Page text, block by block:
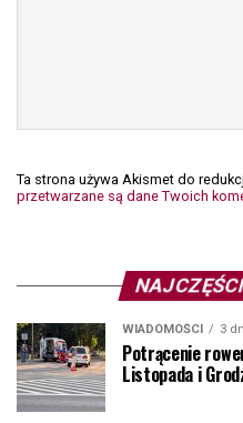
Ta strona używa Akismet do
przetwarzane są dane Twoich
WIADOMOŚCI 3
Potrącenie
Listopada i